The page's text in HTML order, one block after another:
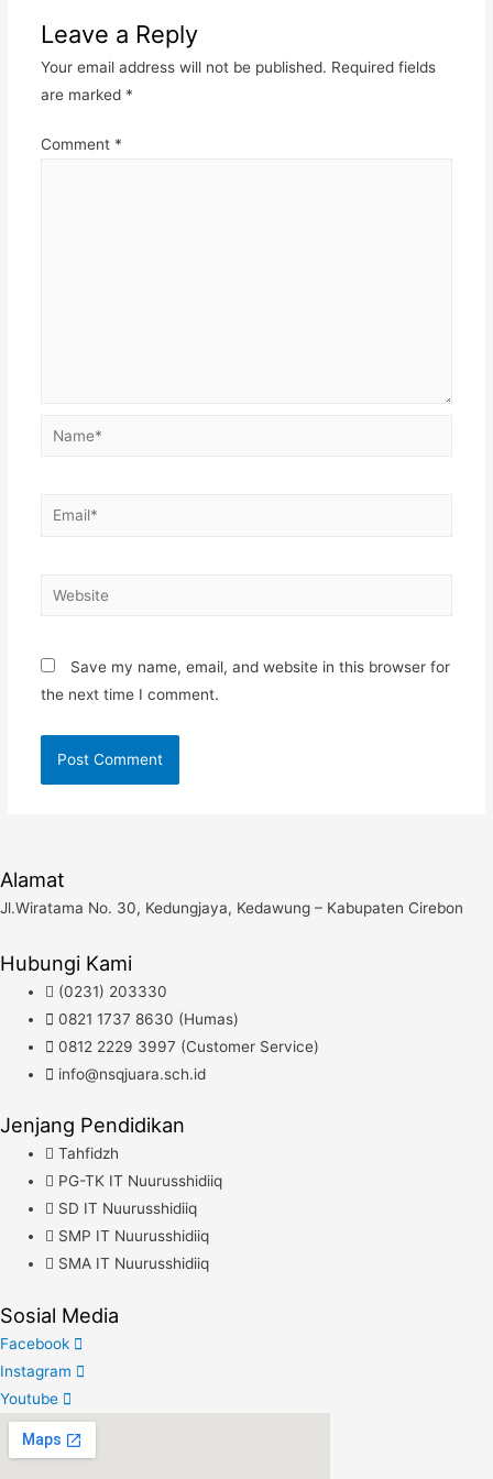
Leave a Reply
Your email address will not be published. Required fields
are marked *
Comment *
Name*
Email*
Website
Save my name, email, and website in this browser for
the next time I comment.
Alamat
Jl.Wiratama No. 30, Kedungjaya, Kedawung – Kabupaten Cirebon
Hubungi Kami
(0231) 203330
0821 1737 8630 (Humas)
0812 2229 3997 (Customer Service)
info@nsqjuara.sch.id
Jenjang Pendidikan
Tahfidzh
PG-TK IT Nuurusshidiiq
SD IT Nuurusshidiiq
SMP IT Nuurusshidiiq
SMA IT Nuurusshidiiq
Sosial Media
Facebook
Instagram
Youtube